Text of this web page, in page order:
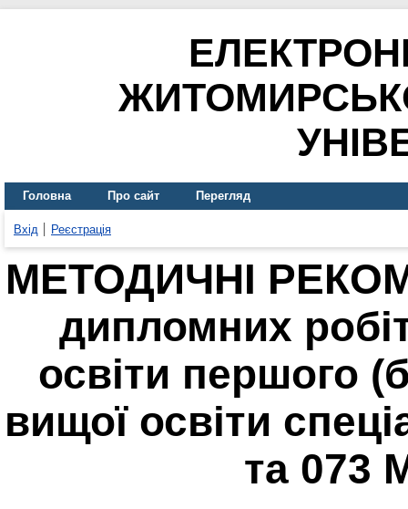
Головна Про сайт Перегляд
Вхід Реєстрація
МЕТОДИЧНІ
дипломних
освіти першого
вищої освіти
та 073